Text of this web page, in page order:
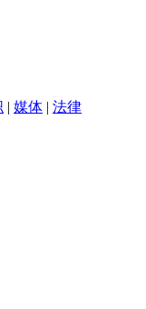
| 媒体 | 法律